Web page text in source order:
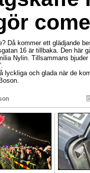
Då kommer ett glädjande
16 är tillbaka. Den här
Nylin. Tillsammans
lyckliga och glada när de